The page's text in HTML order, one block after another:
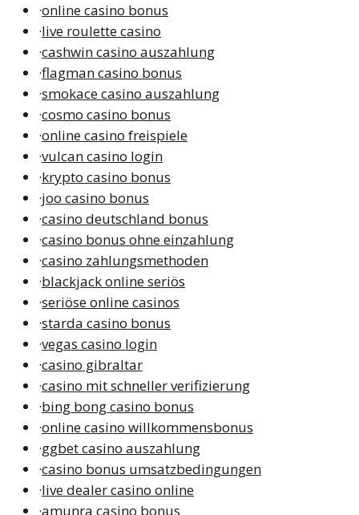
·online casino bonus
·live roulette casino
·cashwin casino auszahlung
·flagman casino bonus
·smokace casino auszahlung
·cosmo casino bonus
·online casino freispiele
·vulcan casino login
·krypto casino bonus
·joo casino bonus
·casino deutschland bonus
·casino bonus ohne einzahlung
·casino zahlungsmethoden
·blackjack online seriös
·seriöse online casinos
·starda casino bonus
·vegas casino login
·casino gibraltar
·casino mit schneller verifizierung
·bing bong casino bonus
·online casino willkommensbonus
·ggbet casino auszahlung
·casino bonus umsatzbedingungen
·live dealer casino online
·amunra casino bonus